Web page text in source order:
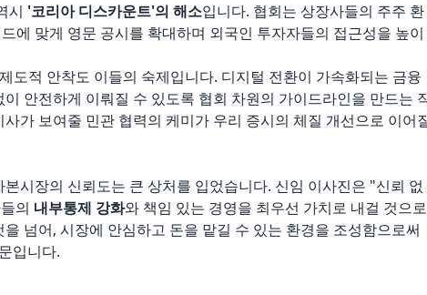
시 '코리아 디스카운트'의 해소입니다. 협회는 상장사들의 주주 환
에 맞게 영문 공시를 확대하며 외국인 투자자들의 접근성을 높이
도적 안착도 이들의 숙제입니다. 디지털 전환이 가속화되는 금융
안전하게 이뤄질 수 있도록 협회 차원의 가이드라인을 만드는
가 보여줄 민관 협력의 케미가 우리 증시의 체질 개선으로 이어
시장의 신뢰도는 큰 상처를 입었습니다. 신임 이사진은 "신뢰 없
의 내부통제 강화와 책임 있는 경영을 최우선 가치로 내걸 것으로
넘어, 시장에 안심하고 돈을 맡길 수 있는 환경을 조성함으로써
입니다.